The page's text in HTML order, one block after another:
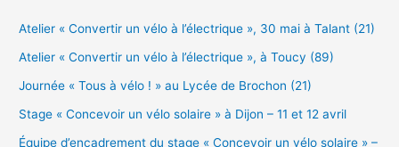
Atelier « Convertir un vélo à l’électrique », 30 mai à Talant (21)
Atelier « Convertir un vélo à l’électrique », à Toucy (89)
Journée « Tous à vélo ! » au Lycée de Brochon (21)
Stage « Concevoir un vélo solaire » à Dijon – 11 et 12 avril
Équipe d’encadrement du stage « Concevoir un vélo solaire » –